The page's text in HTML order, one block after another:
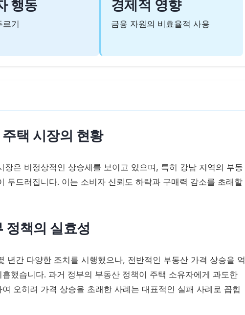
행동
르기
경제적 영향
금융 자원의 비효율적 사용
주택 시장의 현황
장은 비정상적인 상승세를 보이고 있으며, 특히 강남 지역의 부동
두드러집니다. 이는 소비자 신뢰도 하락과 구매력 감소를 초래할
정책의 실효성
년간 다양한 조치를 시행했으나, 전반적인 부동산 가격 상승을 억
했습니다. 과거 정부의 부동산 정책이 주택 소유자에게 과도한
오히려 가격 상승을 초래한 사례는 대표적인 실패 사례로 꼽힙